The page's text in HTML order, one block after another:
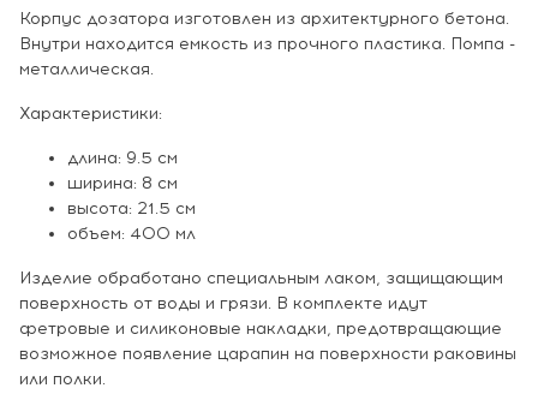
Корпус дозатора изготовлен из архитектурного бетона.
Внутри находится емкость из прочного пластика. Помпа -
металлическая.
Характеристики:
длина: 9.5 см
ширина: 8 см
высота: 21.5 см
объем: 400 мл
Изделие обработано специальным лаком, защищающим
поверхность от воды и грязи. В комплекте идут
фетровые и силиконовые накладки, предотвращающие
возможное появление царапин на поверхности раковины
или полки.